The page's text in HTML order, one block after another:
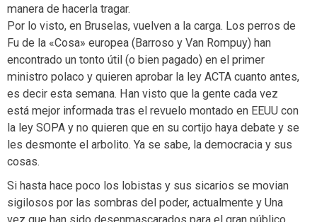
manera de hacerla tragar.
Por lo visto, en Bruselas, vuelven a la carga. Los perros de
Fu de la «Cosa» europea (Barroso y Van Rompuy) han
encontrado un tonto útil (o bien pagado) en el primer
ministro polaco y quieren aprobar la ley ACTA cuanto antes,
es decir esta semana. Han visto que la gente cada vez
está mejor informada tras el revuelo montado en EEUU con
la ley SOPA y no quieren que en su cortijo haya debate y se
les desmonte el arbolito. Ya se sabe, la democracia y sus
cosas.
Si hasta hace poco los lobistas y sus sicarios se movian
sigilosos por las sombras del poder, actualmente y Una